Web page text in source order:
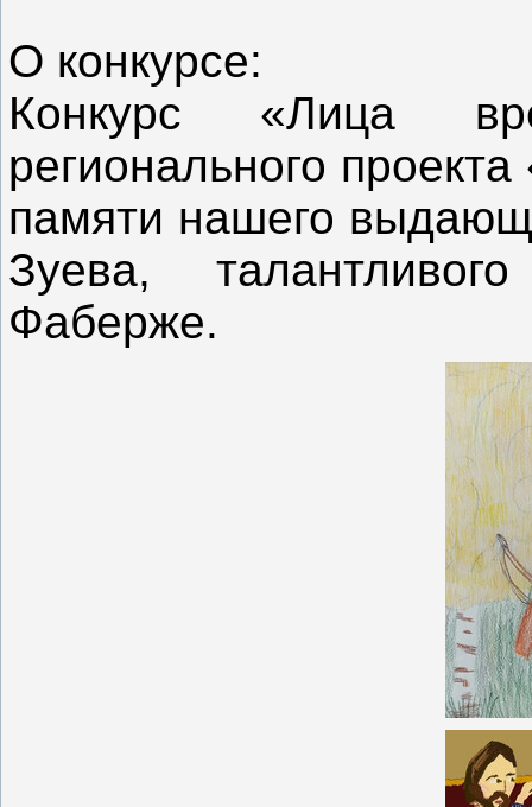
О конкурсе:
Конкурс «Лица
регионального
памяти нашего
Зуева,
Фаберже.